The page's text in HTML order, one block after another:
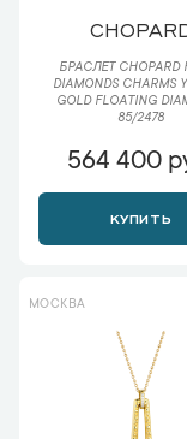
БРАСЛЕТ CHOPARD
DIAMONDS CHARMS
GOLD FLOATING
85/2478
564 400
КУПИТЬ
МОСКВА